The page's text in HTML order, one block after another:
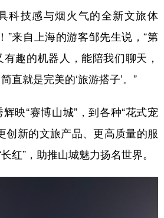
科技感与烟火气的全新文旅体
”来自上海的游客邹先生说，“第
趣的机器人，能陪我们聊天，
直就是完美的‘旅游搭子’。”
“赛博山城”，到各种“花式宠
创新的文旅产品、更高质量的服
红”，助推山城魅力扬名世界。